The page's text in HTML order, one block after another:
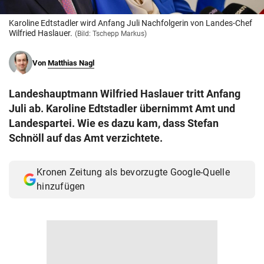
Karoline Edtstadler wird Anfang Juli Nachfolgerin von Landes-Chef
Wilfried Haslauer. (Bild: Tschepp Markus)
Von Matthias Nagl
Landeshauptmann Wilfried Haslauer tritt Anfang
Juli ab. Karoline Edtstadler übernimmt Amt und
Landespartei. Wie es dazu kam, dass Stefan
Schnöll auf das Amt verzichtete.
Kronen Zeitung als bevorzugte Google-Quelle
hinzufügen